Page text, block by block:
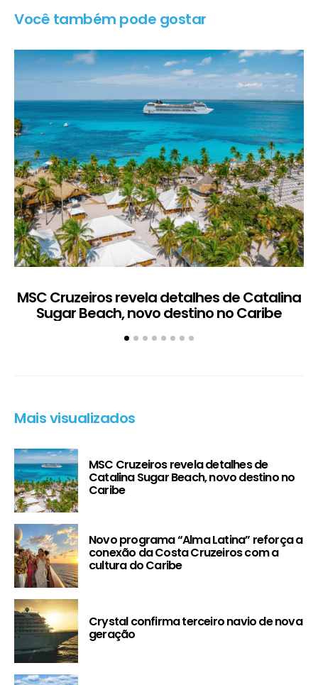
Você também pode gostar
MSC Cruzeiros revela detalhes de Catalina
Sugar Beach, novo destino no Caribe
Mais visualizados
MSC Cruzeiros revela detalhes de
Catalina Sugar Beach, novo destino no
Caribe
Novo programa “Alma Latina” reforça a
conexão da Costa Cruzeiros com a
cultura do Caribe
Crystal confirma terceiro navio de nova
geração